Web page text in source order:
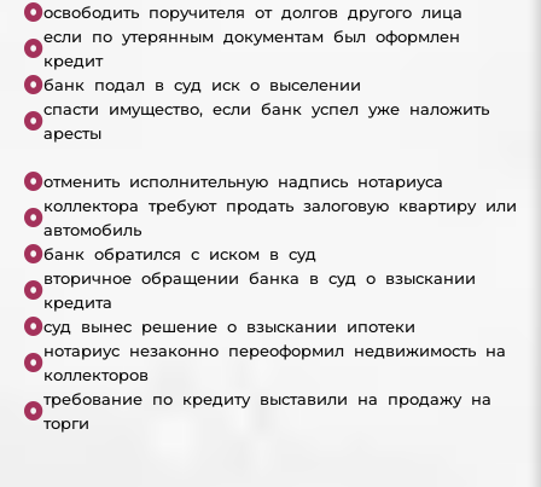
освободить поручителя от долгов другого лица
если по утерянным документам был оформлен
кредит
банк подал в суд иск о выселении
спасти имущество, если банк успел уже наложить
аресты
отменить исполнительную надпись нотариуса
коллектора требуют продать залоговую квартиру или
автомобиль
банк обратился с иском в суд
вторичное обращении банка в суд о взыскании
кредита
суд вынес решение о взыскании ипотеки
нотариус незаконно переоформил недвижимость на
коллекторов
требование по кредиту выставили на продажу на
торги